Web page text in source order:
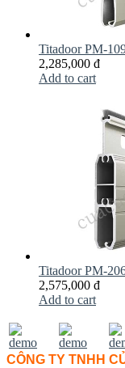
Titadoor PM-
2,285,000 đ
Add to cart
Titadoor PM-
2,575,000 đ
Add to cart
CÔNG TY TNHH